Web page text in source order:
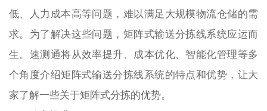
低、人力成本高等问题，难以满足大规模物流仓储的需
求。为了解决这些问题，矩阵式输送分拣线系统应运而
生。速测通将从效率提升、成本优化、智能化管理等多
个角度介绍矩阵式输送分拣线系统的特点和优势，让大
家了解一些关于矩阵式分拣的优势。